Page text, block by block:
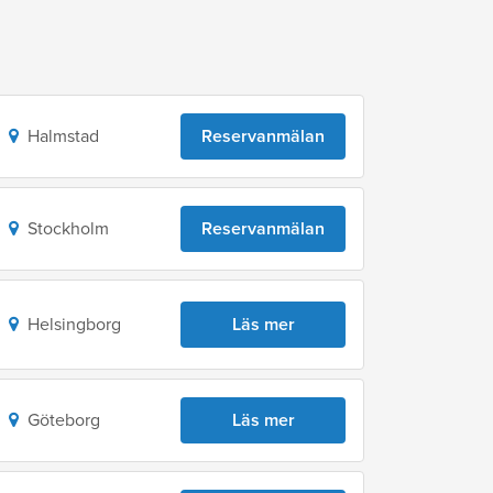
Halmstad Reservanmälan
Stockholm Reservanmälan
Helsingborg Läs mer
Göteborg Läs mer